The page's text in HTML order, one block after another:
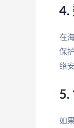
4.
在
保
络
5.
如